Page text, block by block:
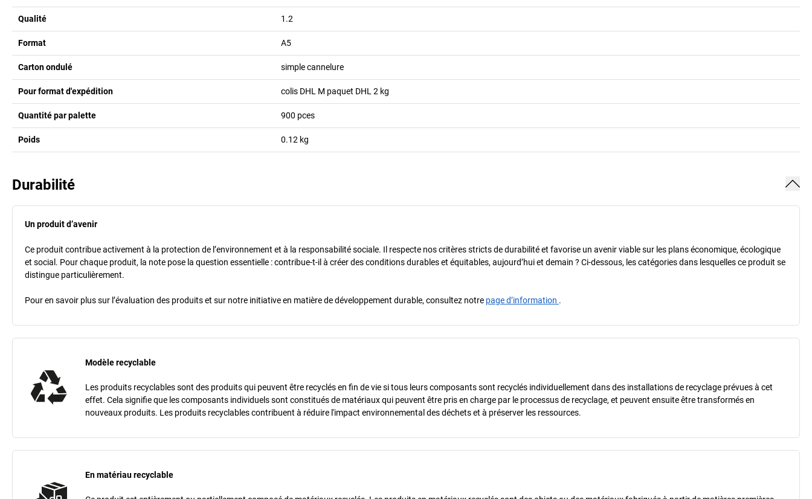
Qualité 1.2
Format A5
Carton ondulé simple cannelure
Pour format d'expédition colis DHL M paquet DHL 2 kg
Quantité par palette 900 pces
Poids 0.12 kg
Durabilité
Un produit d’avenir
Ce produit contribue activement à la protection de l’environnement et à la responsabilité sociale. Il respecte nos critères stricts de durabilité et favorise un avenir viable sur les plans économique, écologique
et social. Pour chaque produit, la note pose la question essentielle : contribue-t-il à créer des conditions durables et équitables, aujourd’hui et demain ? Ci-dessous, les catégories dans lesquelles ce produit se
distingue particulièrement.
Pour en savoir plus sur l’évaluation des produits et sur notre initiative en matière de développement durable, consultez notre page d’information .
Modèle recyclable
Les produits recyclables sont des produits qui peuvent être recyclés en fin de vie si tous leurs composants sont recyclés individuellement dans des installations de recyclage prévues à cet
effet. Cela signifie que les composants individuels sont constitués de matériaux qui peuvent être pris en charge par le processus de recyclage, et peuvent ensuite être transformés en
nouveaux produits. Les produits recyclables contribuent à réduire l'impact environnemental des déchets et à préserver les ressources.
En matériau recyclable